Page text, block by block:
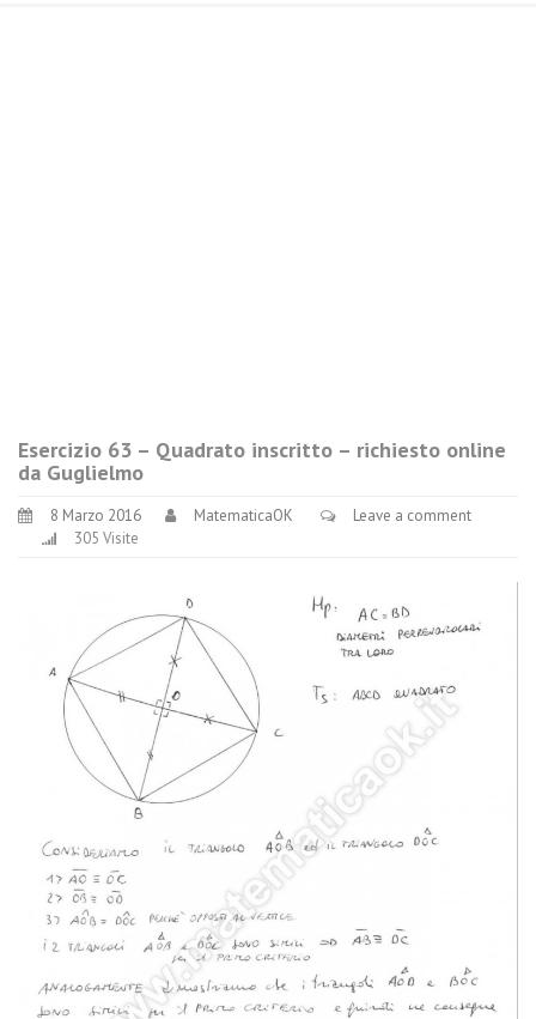
Esercizio 63 – Quadrato inscritto – richiesto online
da Guglielmo
8 Marzo 2016 MatematicaOK
Leave a comment
305 Visite